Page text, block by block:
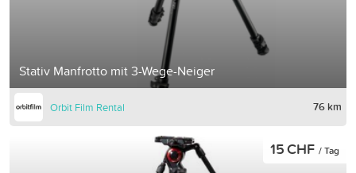
Stativ Manfrotto mit 3-Wege-Neiger
Orbit Film Rental 76 km
15 CHF / Tag